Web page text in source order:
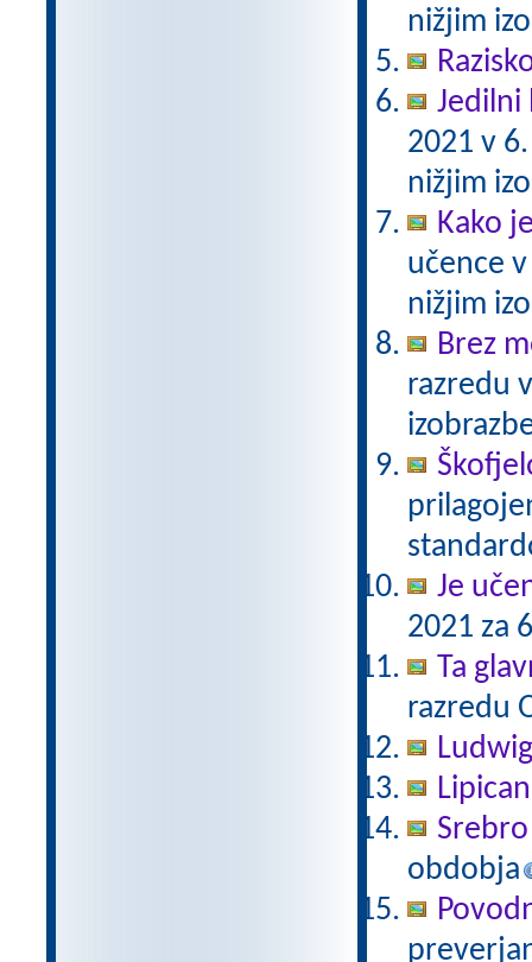
nižjim
Jedilni
2021 v
nižjim
Kako
učence
nižjim
Brez
razredu
Je
2021 za
Ta
razredu
obdobja